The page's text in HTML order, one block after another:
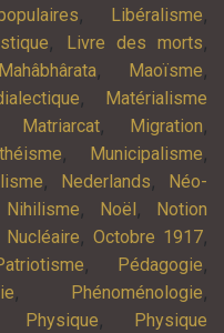
, Libéralisme,
, Livre des morts,
Mahâbhârata, Maoïsme,
,
Matérialisme
Matriarcat, Migration,
, Municipalisme,
, Nederlands,
Néo-
Nihilisme, Noël ,
Notion
Nucléaire, Octobre 1917,
, Pédagogie,
, Phénoménologie,
Physique,
Physique